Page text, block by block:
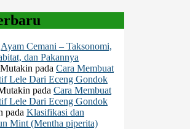
Ayam Cemani – Taksonomi,
dan Pakannya
pada Cara Membuat
Lele Dari Eceng Gondok
pada Cara Membuat
Lele Dari Eceng Gondok
pada Klasifikasi dan
Mint (Mentha piperita)